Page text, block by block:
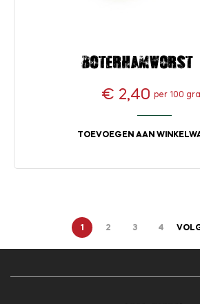
Boterhamworst
Prijs
€ 2,40 per 100
TOEVOEGEN AAN
1 2 3 4